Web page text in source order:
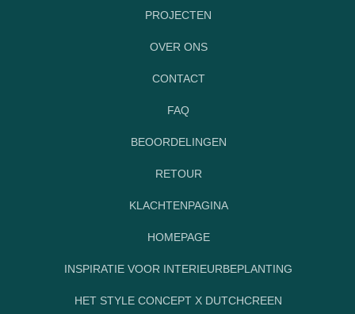
PROJECTEN
OVER ONS
CONTACT
FAQ
BEOORDELINGEN
RETOUR
KLACHTENPAGINA
HOMEPAGE
INSPIRATIE VOOR INTERIEURBEPLANTING
HET STYLE CONCEPT X DUTCHCREEN